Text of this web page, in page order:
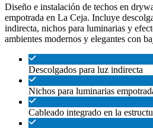
Diseño e instalación de techos en
empotrada en La Ceja. Incluye
indirecta, nichos para luminarias y
ambientes modernos y elegantes con
Descolgados para luz indirecta
Nichos para luminarias
Cableado integrado en la